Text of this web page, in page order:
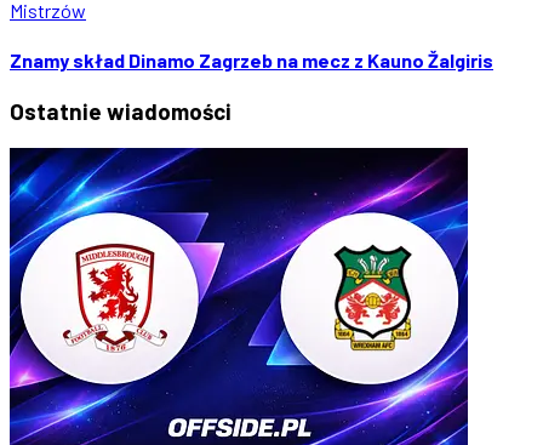
Mistrzów
Znamy skład Dinamo Zagrzeb na mecz z Kauno Žalgiris
Ostatnie wiadomości